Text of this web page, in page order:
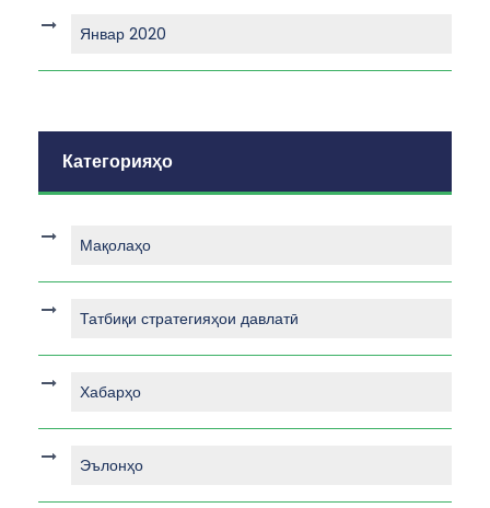
Январ 2020
Категорияҳо
Мақолаҳо
Татбиқи стратегияҳои давлатӣ
Хабарҳо
Эълонҳо